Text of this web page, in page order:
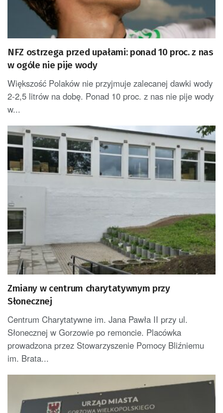
NFZ ostrzega przed upałami: ponad 10 proc. z nas
w ogóle nie pije wody
Większość Polaków nie przyjmuje zalecanej dawki wody
2-2,5 litrów na dobę. Ponad 10 proc. z nas nie pije wody
w...
Zmiany w centrum charytatywnym przy
Słonecznej
Centrum Charytatywne im. Jana Pawła II przy ul.
Słonecznej w Gorzowie po remoncie. Placówka
prowadzona przez Stowarzyszenie Pomocy Bliźniemu
im. Brata...